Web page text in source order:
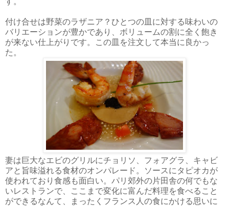
付け合せは野菜のラザニア？ひとつの皿に対する味わいの
バリエーションが豊かであり、ボリュームの割に全く飽き
が来ない仕上がりです。この皿を注文して本当に良かっ
た。
妻は巨大なエビのグリルにチョリソ、フォアグラ、キャビ
アと旨味溢れる食材のオンパレード。ソースにタピオカが
使われており食感も面白い。パリ郊外の片田舎の何でもな
いレストランで、ここまで変化に富んだ料理を食べること
ができるなんて、まったくフランス人の食にかける思いに